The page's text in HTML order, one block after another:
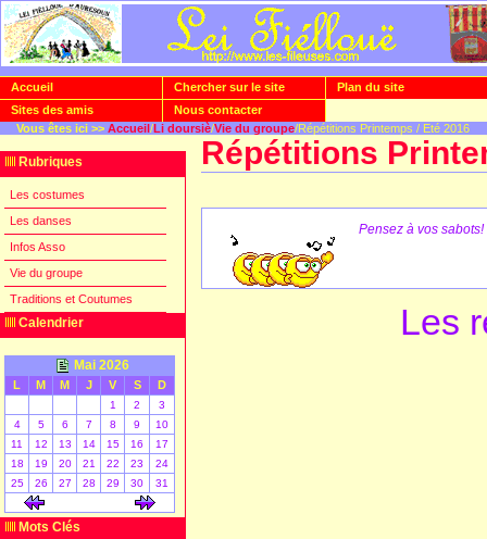
Accueil Chercher sur le site
Plan du site
Sites des amis
Nous contacter
Vous êtes ici >> Accueil/Li doursiè/Vie du groupe/Répétitions Printemps / Eté 2016
Rubriques
Les costumes
Les danses
Infos Asso
Vie du groupe
Traditions et Coutumes
Calendrier
Mai 2026
L M M J V S D
1 2
3
4
5 6 7 8 9
10
11
12 13 14 15 16
17
18
19 20 21 22 23
24
25
26 27 28 29 30 31
Mots Clés
Répétitions
Pensez à vos sabots!
Les